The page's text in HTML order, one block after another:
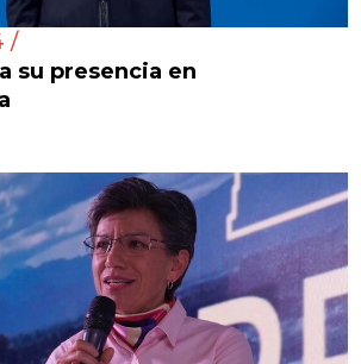
/
su presencia en